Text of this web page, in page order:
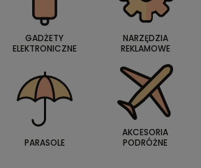
GADŻETY
ELEKTRONICZNE
NARZĘDZIA
REKLAMOWE
PARASOLE
AKCESORIA
PODRÓŻNE